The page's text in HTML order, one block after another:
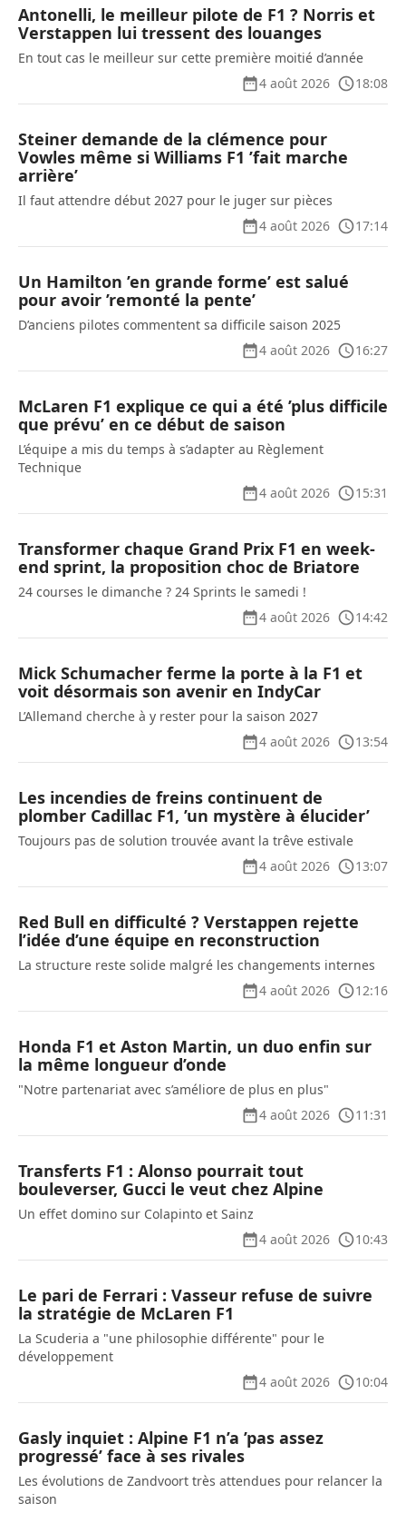
Antonelli, le meilleur pilote de F1 ? Norris et
Verstappen lui tressent des louanges
En tout cas le meilleur sur cette première moitié d’année
4 août 2026
18:08
Steiner demande de la clémence pour
Vowles même si Williams F1 ’fait marche
arrière’
Il faut attendre début 2027 pour le juger sur pièces
4 août 2026
17:14
Un Hamilton ’en grande forme’ est salué
pour avoir ’remonté la pente’
D’anciens pilotes commentent sa difficile saison 2025
4 août 2026
16:27
McLaren F1 explique ce qui a été ’plus difficile
que prévu’ en ce début de saison
L’équipe a mis du temps à s’adapter au Règlement
Technique
4 août 2026
15:31
Transformer chaque Grand Prix F1 en week-
end sprint, la proposition choc de Briatore
24 courses le dimanche ? 24 Sprints le samedi !
4 août 2026
14:42
Mick Schumacher ferme la porte à la F1 et
voit désormais son avenir en IndyCar
L’Allemand cherche à y rester pour la saison 2027
4 août 2026
13:54
Les incendies de freins continuent de
plomber Cadillac F1, ’un mystère à élucider’
Toujours pas de solution trouvée avant la trêve estivale
4 août 2026
13:07
Red Bull en difficulté ? Verstappen rejette
l’idée d’une équipe en reconstruction
La structure reste solide malgré les changements internes
4 août 2026
12:16
Honda F1 et Aston Martin, un duo enfin sur
la même longueur d’onde
"Notre partenariat avec s’améliore de plus en plus"
4 août 2026
11:31
Transferts F1 : Alonso pourrait tout
bouleverser, Gucci le veut chez Alpine
Un effet domino sur Colapinto et Sainz
4 août 2026
10:43
Le pari de Ferrari : Vasseur refuse de suivre
la stratégie de McLaren F1
La Scuderia a "une philosophie différente" pour le
développement
4 août 2026
10:04
Gasly inquiet : Alpine F1 n’a ’pas assez
progressé’ face à ses rivales
Les évolutions de Zandvoort très attendues pour relancer la
saison